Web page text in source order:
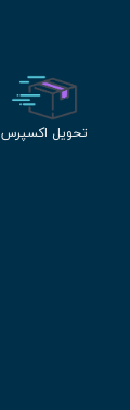
تحویل اکسپرس